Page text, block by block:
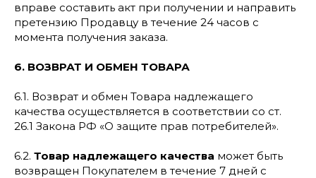
вправе составить акт при получении и направить
претензию Продавцу в течение 24 часов с
момента получения заказа.
6. ВОЗВРАТ И ОБМЕН ТОВАРА
6.1. Возврат и обмен Товара надлежащего
качества осуществляется в соответствии со ст.
26.1 Закона РФ «О защите прав потребителей».
6.2. Товар надлежащего качества может быть
возвращен Покупателем в течение 7 дней с